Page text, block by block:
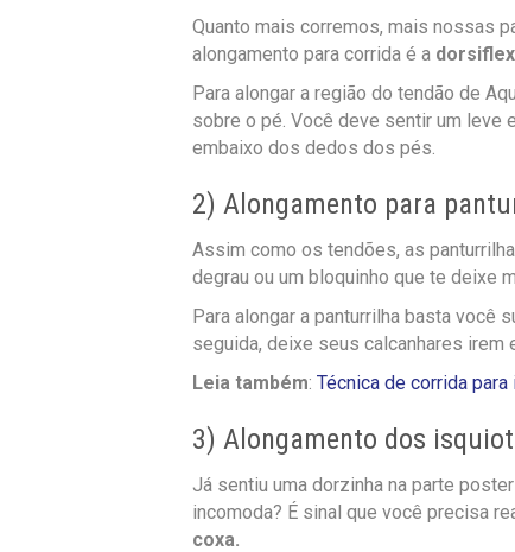
Quanto mais corremos, mais nossas
alongamento para corrida é a
Para alongar a região do tendão de
sobre o pé. Você deve sentir um leve
embaixo dos dedos dos pés.
2) Alongamento para
Assim como os tendões, as
degrau ou um bloquinho que te deixe
Para alongar a panturrilha basta você
seguida, deixe seus calcanhares irem
Leia também: Técnica de corrida para
3) Alongamento dos
Já sentiu uma dorzinha na parte
incomoda? É sinal que você precisa
coxa.